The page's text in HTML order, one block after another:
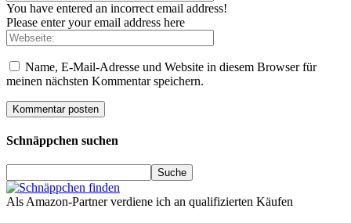
You have entered an incorrect email address!
Please enter your email address here
Name, E-Mail-Adresse und Website in diesem Browser für
meinen nächsten Kommentar speichern.
Schnäppchen suchen
Als Amazon-Partner verdiene ich an qualifizierten Käufen